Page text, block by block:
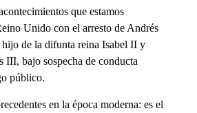
que estamos
Unido con el arresto de Andrés
de la difunta reina Isabel II y
III, bajo sospecha de conducta
público.
en la época moderna: es el